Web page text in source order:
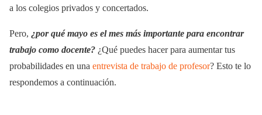
a los colegios privados y concertados.
Pero, ¿por qué mayo es el mes más importante para encontrar
trabajo como docente? ¿Qué puedes hacer para aumentar tus
probabilidades en una entrevista de trabajo de profesor? Esto te lo
respondemos a continuación.